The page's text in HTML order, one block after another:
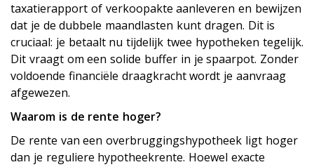
taxatierapport of verkoopakte aanleveren en bewijzen
dat je de dubbele maandlasten kunt dragen. Dit is
cruciaal: je betaalt nu tijdelijk twee hypotheken tegelijk.
Dit vraagt om een solide buffer in je spaarpot. Zonder
voldoende financiële draagkracht wordt je aanvraag
afgewezen.
Waarom is de rente hoger?
De rente van een overbruggingshypotheek ligt hoger
dan je reguliere hypotheekrente. Hoewel exacte